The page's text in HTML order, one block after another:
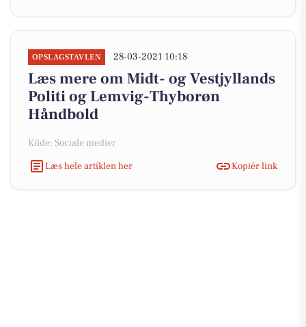
OPSLAGSTAVLEN 28-03-2021 10:18
Læs mere om Midt- og Vestjyllands
Politi og Lemvig-Thyborøn
Håndbold
Kilde: Sociale medier
Læs hele artiklen her
Kopiér link